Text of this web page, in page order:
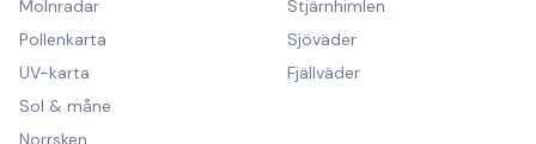
Molnradar
Pollenkarta
UV-karta
Sol & måne
Norrsken
Stjärnhimlen
Sjöväder
Fjällväder